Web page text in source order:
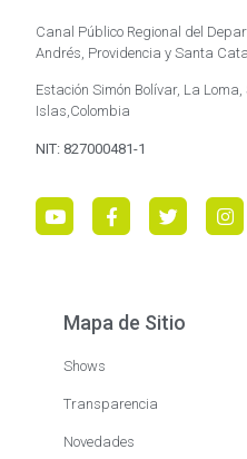
Canal Público Regional del
Andrés, Providencia y Santa
Estación Simón Bolívar, La
Islas,Colombia
NIT: 827000481-1
Mapa de Sitio
Shows
Transparencia
Novedades